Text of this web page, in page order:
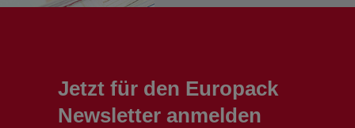
Jetzt für den Europack
Newsletter anmelden